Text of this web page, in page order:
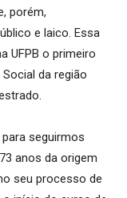
porém,
e laico. Essa
UFPB o primeiro
da região
seguirmos
anos da origem
seu processo de